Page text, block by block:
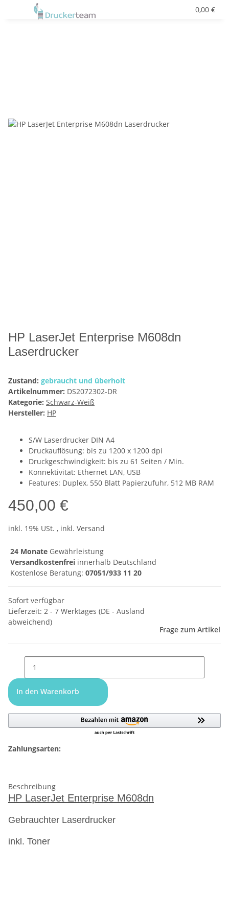
0,00 €
HP LaserJet Enterprise M608dn
Laserdrucker
Zustand: gebraucht und überholt
Artikelnummer: DS2072302-DR
Kategorie: Schwarz-Weiß
Hersteller: HP
S/W Laserdrucker DIN A4
Druckauflösung: bis zu 1200 x 1200 dpi
Druckgeschwindigkeit: bis zu 61 Seiten / Min.
Konnektivität: Ethernet LAN, USB
Features: Duplex, 550 Blatt Papierzufuhr, 512 MB RAM
450,00 €
inkl. 19% USt. , inkl. Versand
24 Monate Gewährleistung
Versandkostenfrei innerhalb Deutschland
Kostenlose Beratung: 07051/933 11 20
Sofort verfügbar
Lieferzeit: 2 - 7 Werktages (DE - Ausland
abweichend)
Frage zum Artikel
In den Warenkorb
Zahlungsarten:
Beschreibung
HP LaserJet Enterprise M608dn
Gebrauchter Laserdrucker
inkl. Toner